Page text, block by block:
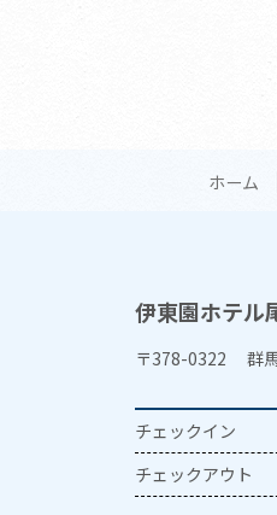
ホーム
伊東園ホテル
〒378-0322 群
チェックイン
チェックアウト